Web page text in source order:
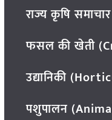
राज्य कृषि
फसल की खेती
उद्यानिकी
पशुपालन